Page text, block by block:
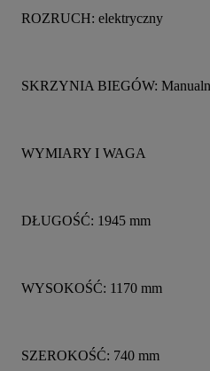
ROZRUCH: elektryczny
SKRZYNIA BIEGÓW:
WYMIARY I WAGA
DŁUGOŚĆ: 1945 mm
WYSOKOŚĆ: 1170 mm
SZEROKOŚĆ: 740 mm